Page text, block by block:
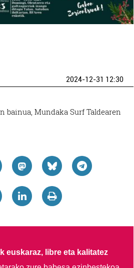
2024-12-31 12:30
bainua, Mundaka Surf Taldearen
euskaraz, libre eta kalitatez